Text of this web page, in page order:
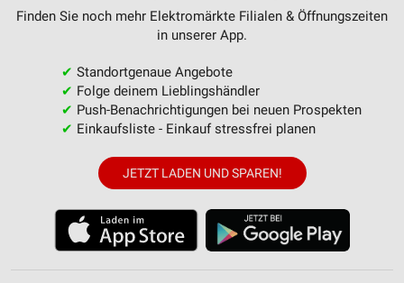
Finden Sie noch mehr Elektromärkte Filialen & Öffnungszeiten
in unserer App.
✔ Standortgenaue Angebote
✔ Folge deinem Lieblingshändler
✔ Push-Benachrichtigungen bei neuen Prospekten
✔ Einkaufsliste - Einkauf stressfrei planen
JETZT LADEN UND SPAREN!